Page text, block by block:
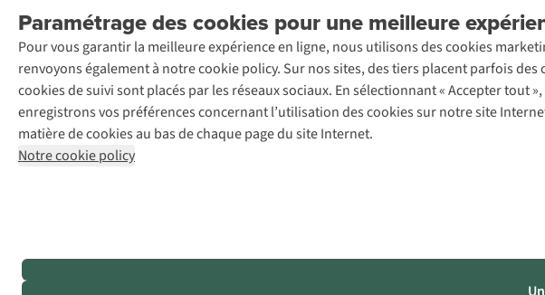
Paramétrage des cookies pour une meilleure
Pour vous garantir la meilleure expérience en ligne, nous utilisons des cookies
renvoyons également à notre cookie policy. Sur nos sites, des tiers placent parfois
cookies de suivi sont placés par les réseaux sociaux. En sélectionnant « Accepter
enregistrons vos préférences concernant l’utilisation des cookies sur notre site
matière de cookies au bas de chaque page du site Internet.
Notre cookie policy
AS Adventure
France SAS,
Rue du Vieux
Faubourg 14, F-
59000 Lille
+32 (0)3 828
30 15